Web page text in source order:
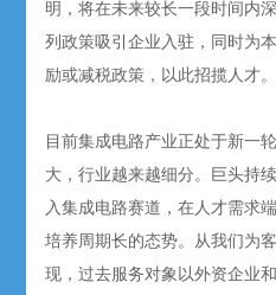
明，将在未来较长一段时间内
列政策吸引企业入驻，同时为
励或减税政策，以此招揽人才。
目前集成电路产业正处于新一
大，行业越来越细分。巨头持
入集成电路赛道，在人才需求
培养周期长的态势。从我们为
现，过去服务对象以外资企业